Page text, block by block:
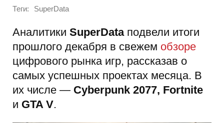
Теги: SuperData
Аналитики SuperDataподвели итоги
прошлого декабря в свежем обзоре
цифрового рынка игр, рассказав о
самых успешных проектах месяца. В
их числе — Cyberpunk 2077, Fortnite
и GTA V.